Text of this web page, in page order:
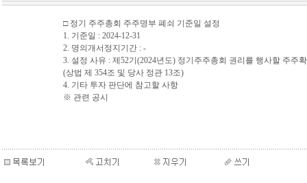
□ 정기 주주총회 주주명부 폐쇠 기준일 설정
1. 기준일 : 2024-12-31
2. 명의개서정지기간 : -
3. 설정 사유 : 제52기(2024년도) 정기주주총회 권리를 행사할 주주
(상법 제 354조 및 당사 정관 13조)
4. 기타 투자 판단에 참고할 사항
※ 관련 공시